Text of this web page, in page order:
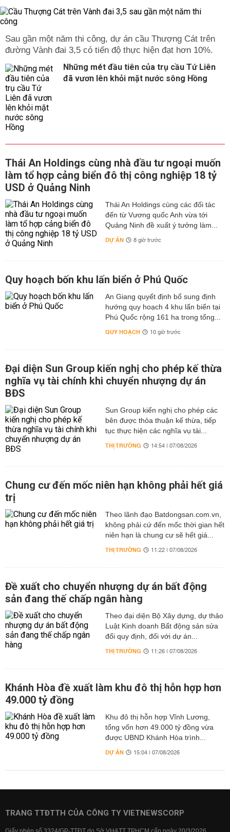
Sau gần một năm thi công, dự án cầu Thượng Cát trên
đường Vành đai 3,5 có tiến độ thực hiện đạt hơn 10%.
Những mét đầu tiên của trụ cầu Tứ Liên
đã vươn lên khỏi mặt nước sông Hồng
Thái An Holdings cùng nhà đầu tư ngoại muốn
làm tổ hợp cảng biển đô thị công nghiệp 18 tỷ
USD ở Quảng Ninh
Thái An Holdings cùng các đối tác
đến từ Vương quốc Anh vừa tới
Quảng Ninh đề xuất ý tưởng làm...
DỰ ÁN 8 giờ trước
Quy hoạch bốn khu lấn biển ở Phú Quốc
An Giang quyết định bổ sung định
hướng quy hoạch 4 khu lấn biển tại
Phú Quốc rộng 161 ha trong tổng...
QUY HOẠCH 10 giờ trước
Đại diện Sun Group kiến nghị cho phép kế thừa
nghĩa vụ tài chính khi chuyển nhượng dự án
BĐS
Sun Group kiến nghị cho phép các
bên được thỏa thuận kế thừa, tiếp
tục thực hiện các nghĩa vụ tài...
THỊ TRƯỜNG 14:54 | 07/08/2026
Chung cư đến mốc niên hạn không phải hết giá
trị
Theo lãnh đạo Batdongsan.com.vn,
không phải cứ đến mốc thời gian hết
niên hạn là chung cư sẽ hết giá...
THỊ TRƯỜNG 11:22 | 07/08/2026
Đề xuất cho chuyển nhượng dự án bất động
sản đang thế chấp ngân hàng
Theo đại diện Bộ Xây dựng, dự thảo
Luật Kinh doanh Bất động sản sửa
đổi quy định, đối với dự án...
THỊ TRƯỜNG 11:26 | 07/08/2026
Khánh Hòa đề xuất làm khu đô thị hỗn hợp hơn
49.000 tỷ đồng
Khu đô thị hỗn hợp Vĩnh Lương,
tổng vốn hơn 49.000 tỷ đồng vừa
được UBND Khánh Hòa trình...
DỰ ÁN 15:04 | 07/08/2026
TRANG TTĐTTH CỦA CÔNG TY VIETNEWSCORP